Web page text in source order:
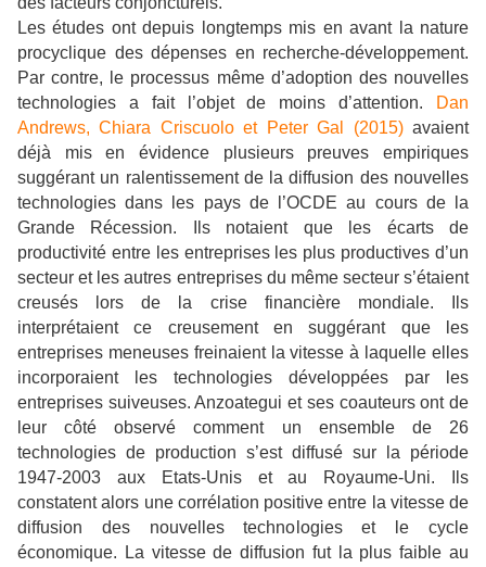
Les études ont depuis longtemps mis en avant la nature
procyclique des dépenses en recherche-développement.
Par contre, le processus même d’adoption des nouvelles
technologies a fait l’objet de moins d’attention. Dan
Andrews, Chiara Criscuolo et Peter Gal (2015) avaient
déjà mis en évidence plusieurs preuves empiriques
suggérant un ralentissement de la diffusion des nouvelles
technologies dans les pays de l’OCDE au cours de la
Grande Récession. Ils notaient que les écarts de
productivité entre les entreprises les plus productives d’un
secteur et les autres entreprises du même secteur s’étaient
creusés lors de la crise financière mondiale. Ils
interprétaient ce creusement en suggérant que les
entreprises meneuses freinaient la vitesse à laquelle elles
incorporaient les technologies développées par les
entreprises suiveuses. Anzoategui et ses coauteurs ont de
leur côté observé comment un ensemble de 26
technologies de production s’est diffusé sur la période
1947-2003 aux Etats-Unis et au Royaume-Uni. Ils
constatent alors une corrélation positive entre la vitesse de
diffusion des nouvelles technologies et le cycle
économique. La vitesse de diffusion fut la plus faible au